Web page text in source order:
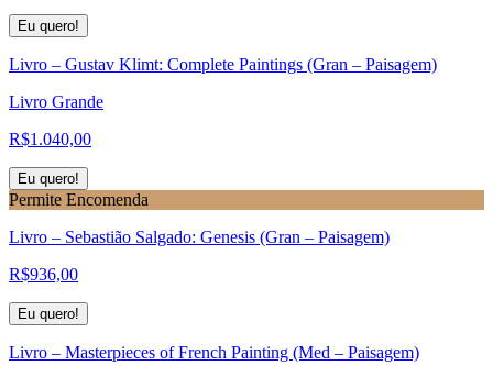
Eu quero!
Livro – Gustav Klimt: Complete Paintings (Gran – Paisagem)
Livro Grande
R$1.040,00
Eu quero!
Permite Encomenda
Livro – Sebastião Salgado: Genesis (Gran – Paisagem)
R$936,00
Eu quero!
Livro – Masterpieces of French Painting (Med – Paisagem)